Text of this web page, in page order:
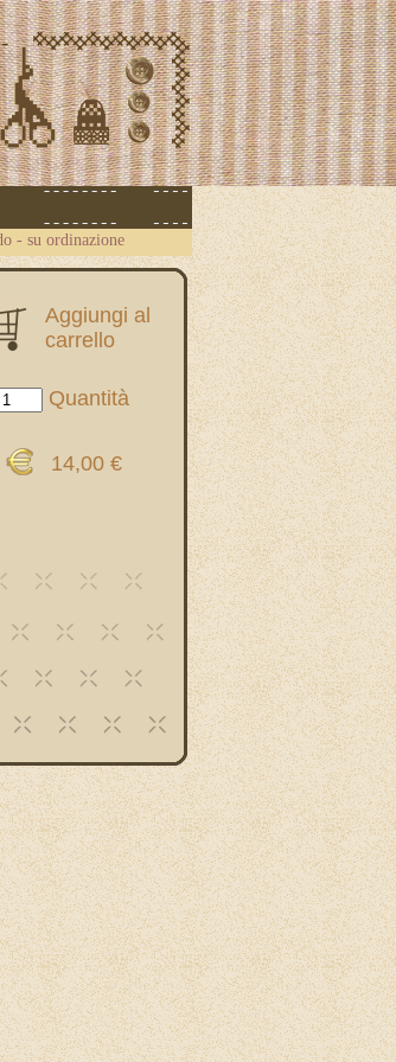
- su ordinazione
Aggiungi al
carrello
Quantità
14,00 €